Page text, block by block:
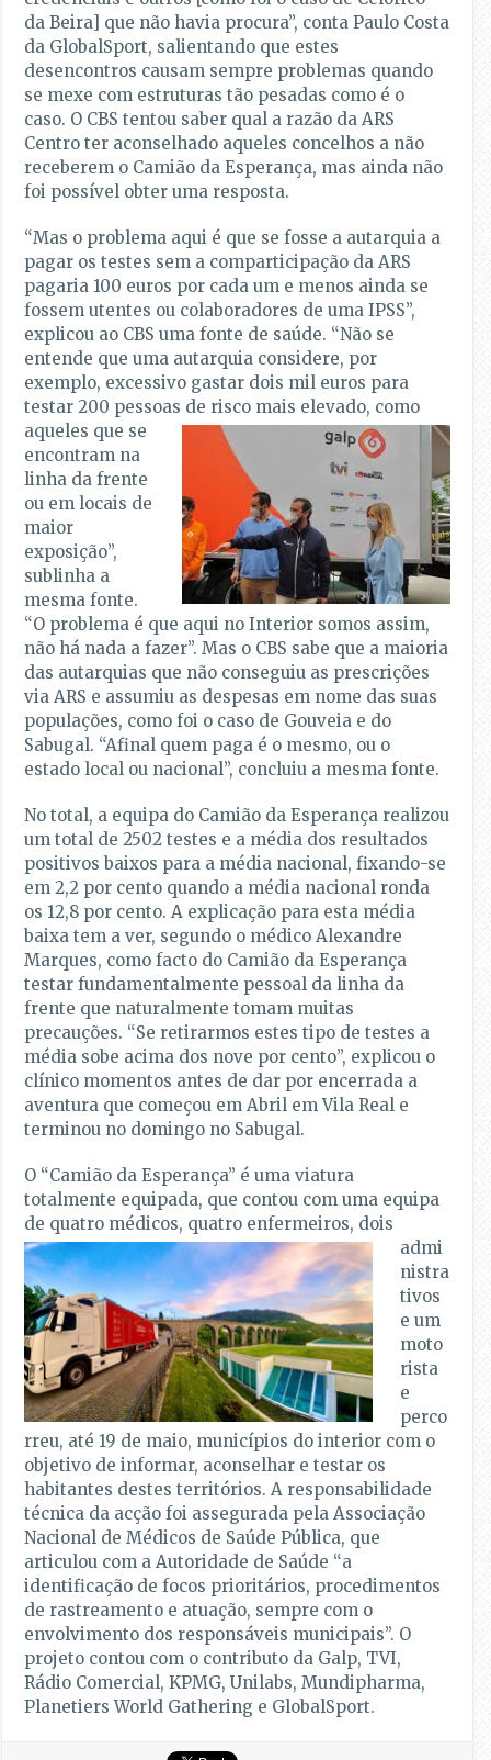
da Beira] que não havia procura”, conta Paulo Costa
da GlobalSport, salientando que estes
desencontros causam sempre problemas quando
se mexe com estruturas tão pesadas como é o
caso. O CBS tentou saber qual a razão da ARS
Centro ter aconselhado aqueles concelhos a não
receberem o Camião da Esperança, mas ainda não
foi possível obter uma resposta.
“Mas o problema aqui é que se fosse a autarquia a
pagar os testes sem a comparticipação da ARS
pagaria 100 euros por cada um e menos ainda se
fossem utentes ou colaboradores de uma IPSS”,
explicou ao CBS uma fonte de saúde. “Não se
entende que uma autarquia considere, por
exemplo, excessivo gastar dois mil euros para
testar 200 pessoas de risco mais elevado, como
aqueles que se
encontram na
linha da frente
ou em locais de
maior
exposição”,
sublinha a
mesma fonte.
“O problema é que aqui no Interior somos assim,
não há nada a fazer”. Mas o CBS sabe que a maioria
das autarquias que não conseguiu as prescrições
via ARS e assumiu as despesas em nome das suas
populações, como foi o caso de Gouveia e do
Sabugal. “Afinal quem paga é o mesmo, ou o
estado local ou nacional”, concluiu a mesma fonte.
No total, a equipa do Camião da Esperança realizou
um total de 2502 testes e a média dos resultados
positivos baixos para a média nacional, fixando-se
em 2,2 por cento quando a média nacional ronda
os 12,8 por cento. A explicação para esta média
baixa tem a ver, segundo o médico Alexandre
Marques, como facto do Camião da Esperança
testar fundamentalmente pessoal da linha da
frente que naturalmente tomam muitas
precauções. “Se retirarmos estes tipo de testes a
média sobe acima dos nove por cento”, explicou o
clínico momentos antes de dar por encerrada a
aventura que começou em Abril em Vila Real e
terminou no domingo no Sabugal.
O “Camião da Esperança” é uma viatura
totalmente equipada, que contou com uma equipa
de quatro médicos, quatro enfermeiros, dois
admi
nistra
tivos
e um
moto
rista
e
perco
rreu, até 19 de maio, municípios do interior com o
objetivo de informar, aconselhar e testar os
habitantes destes territórios. A responsabilidade
técnica da acção foi assegurada pela Associação
Nacional de Médicos de Saúde Pública, que
articulou com a Autoridade de Saúde “a
identificação de focos prioritários, procedimentos
de rastreamento e atuação, sempre com o
envolvimento dos responsáveis municipais”. O
projeto contou com o contributo da Galp, TVI,
Rádio Comercial, KPMG, Unilabs, Mundipharma,
Planetiers World Gathering e GlobalSport.